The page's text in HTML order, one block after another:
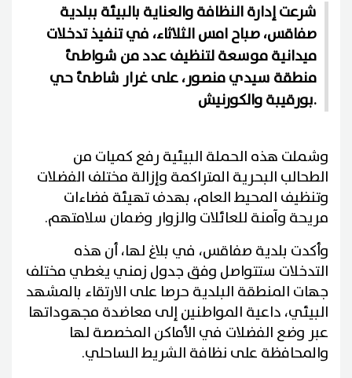
شرعت إدارة النظافة والعناية بالبيئة ببلدية
صفاقس، صباح امس الثلاثاء، في تنفيذ تدخلات
ميدانية موسعة لتنظيف عدد من شواطئ
منطقة سيدي منصور، على غرار شاطئ حي
بورقيبة والكورنيش.
وشملت هذه الحملة البيئية رفع كميات من
الطحالب البحرية المتراكمة وإزالة مختلف الفضلات
وتنظيف المحيط العام، بهدف تهيئة فضاءات
مريحة وآمنة للعائلات والزوار وضمان سلامتهم.
وأكدت بلدية صفاقس، في بلاغ لها، أن هذه
التدخلات ستتواصل وفق جدول زمني يغطي مختلف
جهات المنطقة البلدية حرصا على الارتقاء بالمشهد
البيئي، داعية المواطنين إلى معاضدة مجهوداتها
عبر وضع الفضلات في الأماكن المخصصة لها
والمحافظة على نظافة الشريط الساحلي.